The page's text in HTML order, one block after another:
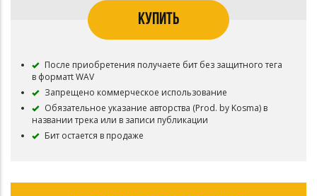
КУПИТЬ
После приобретения получаете бит без защитного тега
в форматt WAV
Запрещено коммерческое использование
Обязательное указание авторства (Prod. by Kosma) в
названии трека или в записи публикации
Бит остается в продаже